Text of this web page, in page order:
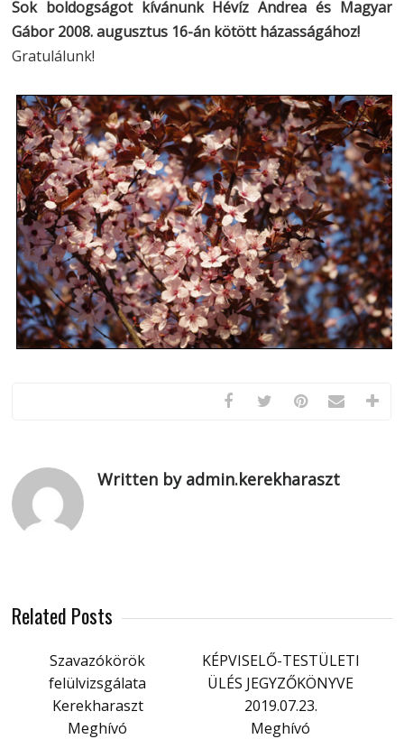
Sok boldogságot kívánunk Hévíz Andrea és Magyar
Gábor 2008. augusztus 16-án kötött házasságához!
Gratulálunk!
Written by admin.kerekharaszt
Related Posts
Szavazókörök
felülvizsgálata
Kerekharaszt
KÉPVISELŐ-TESTÜLETI
ÜLÉS JEGYZŐKÖNYVE
2019.07.23.
Meghívó
Meghívó